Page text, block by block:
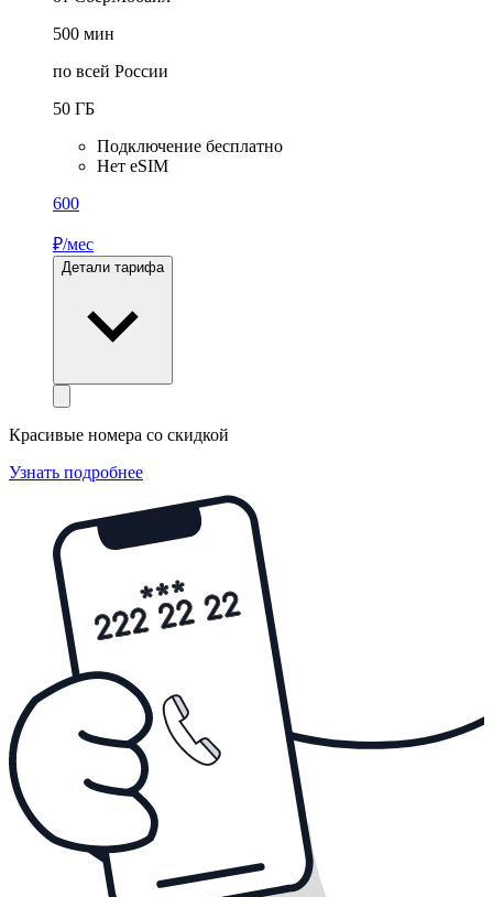
500 мин
по всей России
50 ГБ
Подключение бесплатно
Нет eSIM
600
₽/мес
Детали тарифа
Красивые номера со скидкой
Узнать подробнее